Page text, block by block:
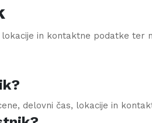
in kontaktne podatke ter
delovni čas, lokacije in